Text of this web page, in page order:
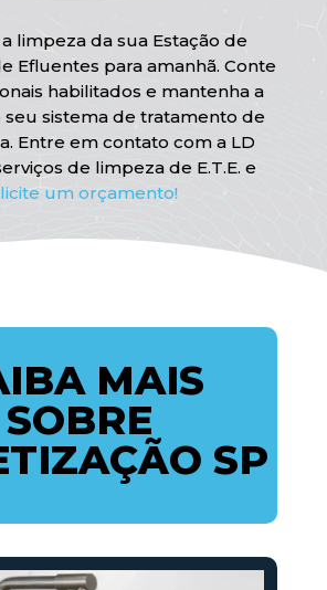
limpeza da sua Estação de
Efluentes para amanhã. Conte
habilitados e mantenha a
seu sistema de tratamento de
Entre em contato com a LD
de limpeza de E.T.E. e
um orçamento!
MAIS
SOBRE
SP